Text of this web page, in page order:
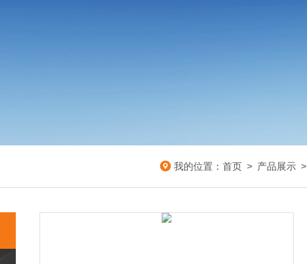
我的位置： 首页 > 产品展示 >